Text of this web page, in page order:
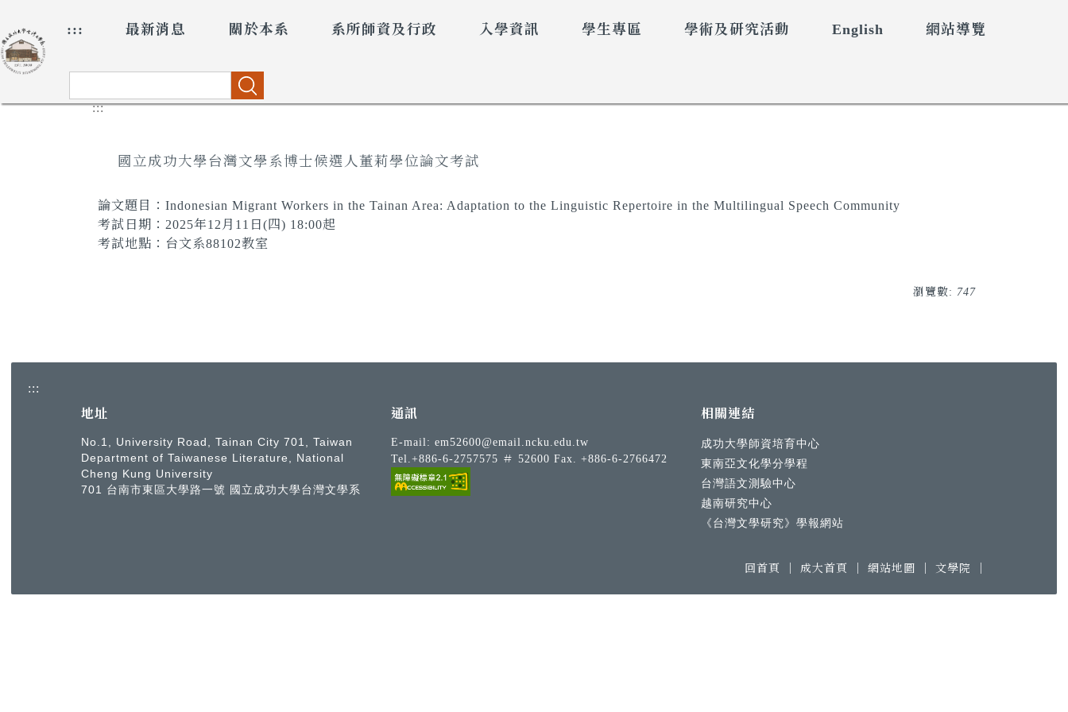
到
主
要
::: 最新消息 關於本系 系所師資及行政 入學資訊 學生專區 學術及研究活動 English 網站導覽
搜尋
:::
國立成功大學台灣文學系博士候選人董莉學位論文考試
論文題目：Indonesian Migrant Workers in the Tainan Area: Adaptation to the Linguistic Repertoire in the Multilingual Speech Community
考試日期：2025年12月11日(四) 18:00起
考試地點：台文系88102教室
瀏覽數: 747
:::
地址
No.1, University Road, Tainan City 701, Taiwan
Department of Taiwanese Literature, National
Cheng Kung University
701 台南市東區大學路一號 國立成功大學台灣文學系
通訊
E-mail: em52600@email.ncku.edu.tw
Tel.+886-6-2757575 ＃ 52600 Fax. +886-6-2766472
相關連結
成功大學師資培育中心
東南亞文化學分學程
台灣語文測驗中心
越南研究中心
《台灣文學研究》學報網站
回首頁 成大首頁 網站地圖 文學院